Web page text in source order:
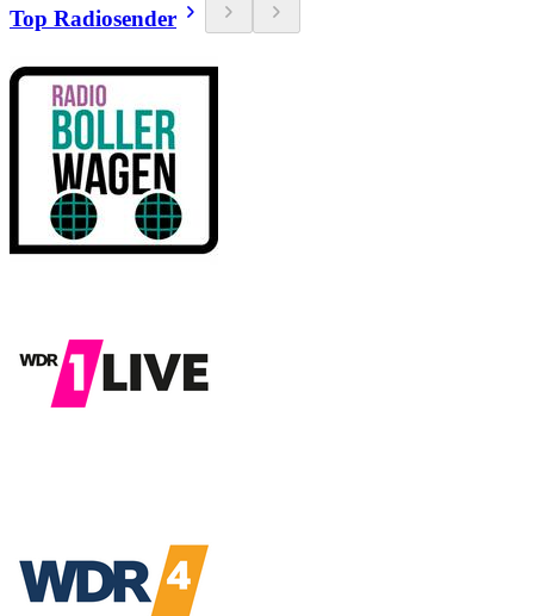
Top Radiosender